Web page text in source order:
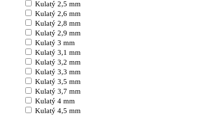
Kulatý 2,5 mm
Kulatý 2,6 mm
Kulatý 2,8 mm
Kulatý 2,9 mm
Kulatý 3 mm
Kulatý 3,1 mm
Kulatý 3,2 mm
Kulatý 3,3 mm
Kulatý 3,5 mm
Kulatý 3,7 mm
Kulatý 4 mm
Kulatý 4,5 mm